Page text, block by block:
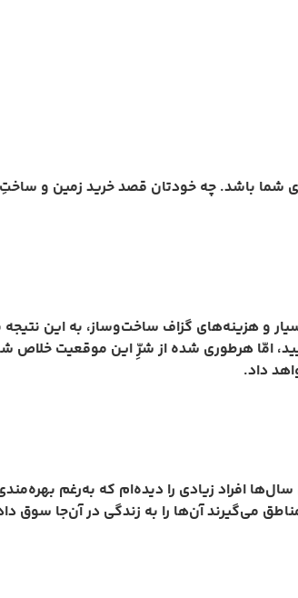
شما باشد. چه خودتان قصد خرید زمین و ساختِ
هزینه‌های گزاف ساخت‌و‌ساز، به این نتیجه
امّا هرطوری شده از شرِّ این موقعیت خلاص
داد.
افراد زیادی را دیده‌ام که به‌رغم
می‌گیرند آن‌ها را به زندگی در آن‌جا سوق